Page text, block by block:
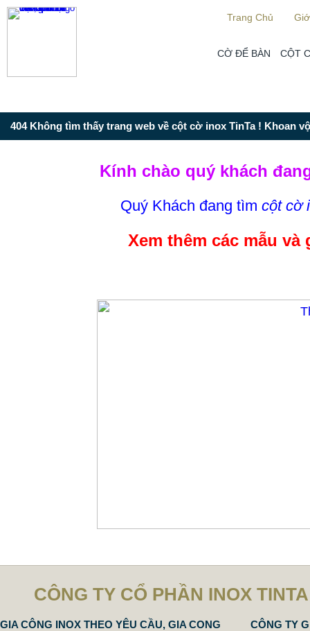
Trang Chủ
CỜ ĐỂ BÀN CỘT
Từ mục này trở xuống là mã nguồn Zalo
404 Không tìm thấy trang web về cột cờ inox TinTa ! Khoan
Kính chào quý khách
Quý Khách đang tìm cột cờ
Xem thêm các mẫu và
CÔNG TY CỔ PHẦN INOX
GIA CÔNG INOX THEO YÊU CẦU, GIA CONG
CÔNG TY